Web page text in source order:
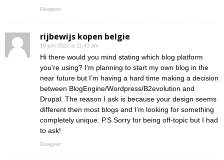
Reageer
rijbewijs kopen belgie
18 juni 2022 at 11:43 am
Hi there would you mind stating which blog platform
you’re using? I’m planning to start my own blog in the
near future but I’m having a hard time making a decision
between BlogEngine/Wordpress/B2evolution and
Drupal. The reason I ask is because your design seems
different then most blogs and I’m looking for something
completely unique. P.S Sorry for being off-topic but I had
to ask!
Reageer